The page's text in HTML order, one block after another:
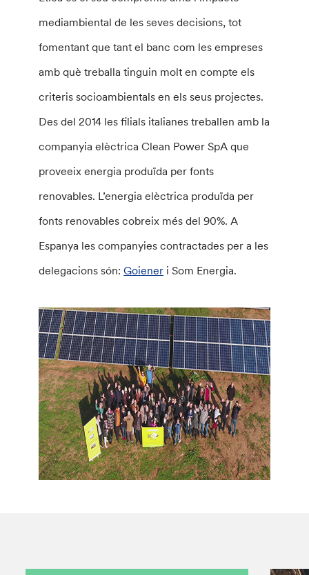
mediambiental de les seves decisions, tot
fomentant que tant el banc com les empreses
amb què treballa tinguin molt en compte els
criteris socioambientals en els seus projectes.
Des del 2014 les filials italianes treballen amb la
companyia elèctrica Clean Power SpA que
proveeix energia produïda per fonts
renovables. L’energia elèctrica produïda per
fonts renovables cobreix més del 90%. A
Espanya les companyies contractades per a les
delegacions són:Goiener i Som Energia.